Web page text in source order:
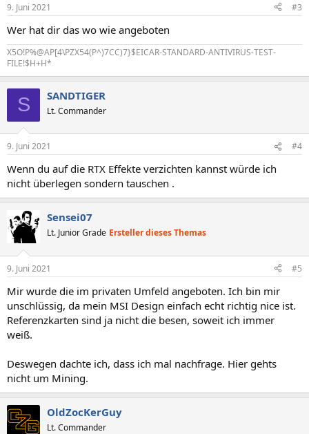
e
:
9. Juni 2021 #3
Wer hat dir das wo wie angeboten
X5O!P%@AP[4\PZX54(P^)7CC)7}$EICAR-STANDARD-ANTIVIRUS-TEST-
FILE!$H+H*
S SANDTIGER
Lt. Commander
9. Juni 2021 #4
Wenn du auf die RTX Effekte verzichten kannst würde ich
nicht überlegen sondern tauschen .
Sensei07
Lt. Junior Grade Ersteller dieses Themas
9. Juni 2021 #5
Mir wurde die im privaten Umfeld angeboten. Ich bin mir
unschlüssig, da mein MSI Design einfach echt richtig nice ist.
Referenzkarten sind ja nicht die besen, soweit ich immer
weiß.
Deswegen dachte ich, dass ich mal nachfrage. Hier gehts
nicht um Mining.
OldZocKerGuy
Lt. Commander